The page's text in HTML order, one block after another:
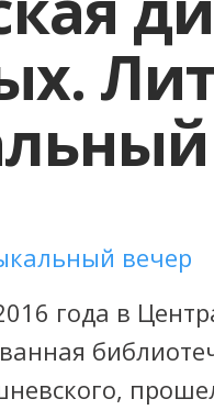
вечер
года в